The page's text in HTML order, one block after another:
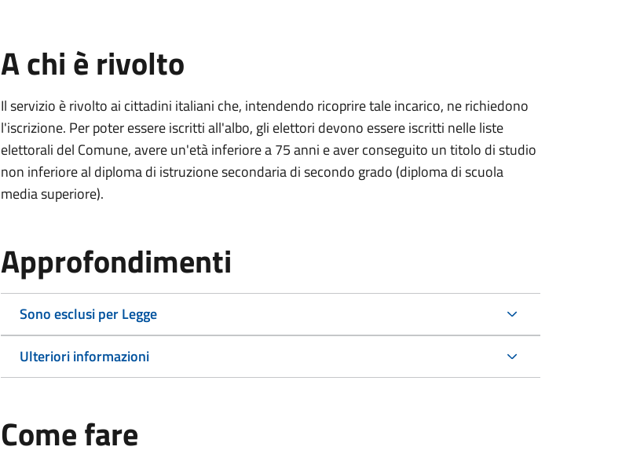
A chi è rivolto
Il servizio è rivolto ai cittadini italiani che, intendendo ricoprire tale incarico, ne richiedono
l'iscrizione. Per poter essere iscritti all'albo, gli elettori devono essere iscritti nelle liste
elettorali del Comune, avere un'età inferiore a 75 anni e aver conseguito un titolo di studio
non inferiore al diploma di istruzione secondaria di secondo grado (diploma di scuola
media superiore).
Approfondimenti
Sono esclusi per Legge
Ulteriori informazioni
Come fare